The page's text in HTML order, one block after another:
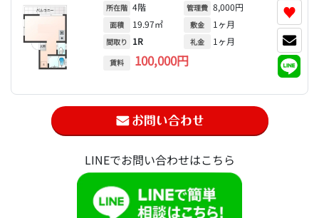
所在階 4階
面積 19.97㎡
間取り 1R
賃料 100,000円
管理費 8,000円
敷金 1ヶ月
礼金 1ヶ月
♥
LINEでお問い合わせはこちら